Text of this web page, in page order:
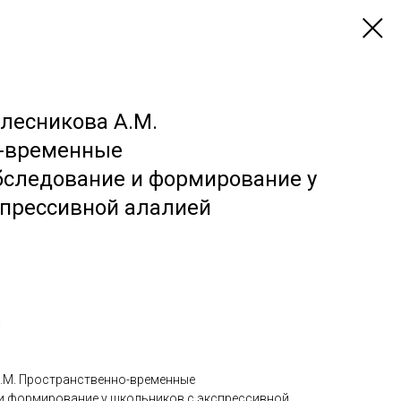
А.М.
временные
и формирование у
алалией
Пространственно-временные